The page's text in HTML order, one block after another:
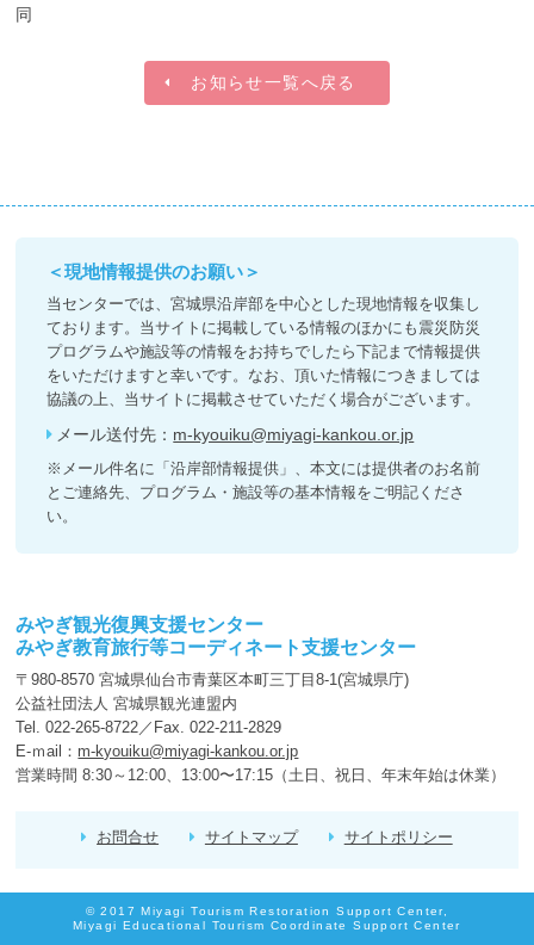
同
お知らせ一覧へ戻る
＜現地情報提供のお願い＞
当センターでは、宮城県沿岸部を中心とした現地情報を収集し
ております。当サイトに掲載している情報のほかにも震災防災
プログラムや施設等の情報をお持ちでしたら下記まで情報提供
をいただけますと幸いです。なお、頂いた情報につきましては
協議の上、当サイトに掲載させていただく場合がございます。
メール送付先： m-kyouiku@miyagi-kankou.or.jp
※メール件名に「沿岸部情報提供」、本文には提供者のお名前
とご連絡先、プログラム・施設等の基本情報をご明記くださ
い。
みやぎ観光復興支援センター
みやぎ教育旅行等コーディネート支援センター
〒980-8570 宮城県仙台市青葉区本町三丁目8-1(宮城県庁)
公益社団法人 宮城県観光連盟内
Tel. 022-265-8722／Fax. 022-211-2829
E-ｍail： m-kyouiku@miyagi-kankou.or.jp
営業時間 8:30～12:00、13:00〜17:15（土日、祝日、年末年始は休業）
お問合せ サイトマップ サイトポリシー
© 2017 Miyagi Tourism Restoration Support Center,
Miyagi Educational Tourism Coordinate Support Center